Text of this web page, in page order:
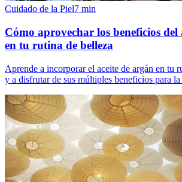
Cuidado de la Piel7 min
Cómo aprovechar los beneficios del
en tu rutina de belleza
Aprende a incorporar el aceite de argán en tu
y a disfrutar de sus múltiples beneficios para